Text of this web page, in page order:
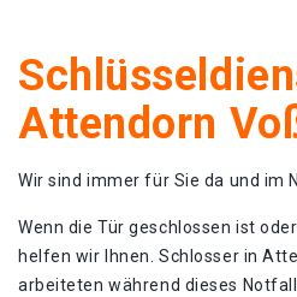
Attendorn
Wir sind immer für Sie da und im
Wenn die Tür geschlossen ist
helfen wir Ihnen. Schlosser in
arbeiteten während dieses